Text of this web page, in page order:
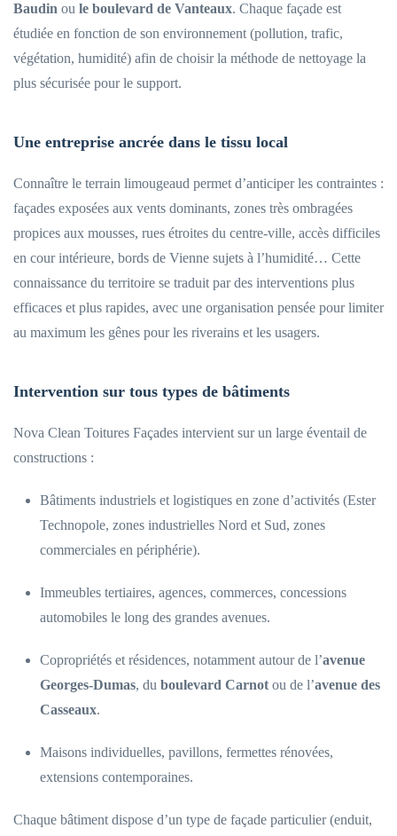
Baudin ou le boulevard de Vanteaux. Chaque façade est
étudiée en fonction de son environnement (pollution, trafic,
végétation, humidité) afin de choisir la méthode de nettoyage la
plus sécurisée pour le support.
Une entreprise ancrée dans le tissu local
Connaître le terrain limougeaud permet d’anticiper les contraintes :
façades exposées aux vents dominants, zones très ombragées
propices aux mousses, rues étroites du centre-ville, accès difficiles
en cour intérieure, bords de Vienne sujets à l’humidité… Cette
connaissance du territoire se traduit par des interventions plus
efficaces et plus rapides, avec une organisation pensée pour limiter
au maximum les gênes pour les riverains et les usagers.
Intervention sur tous types de bâtiments
Nova Clean Toitures Façades intervient sur un large éventail de
constructions :
Bâtiments industriels et logistiques en zone d’activités (Ester
Technopole, zones industrielles Nord et Sud, zones
commerciales en périphérie).
Immeubles tertiaires, agences, commerces, concessions
automobiles le long des grandes avenues.
Copropriétés et résidences, notamment autour de l’avenue
Georges-Dumas, du boulevard Carnot ou de l’avenue des
Casseaux.
Maisons individuelles, pavillons, fermettes rénovées,
extensions contemporaines.
Chaque bâtiment dispose d’un type de façade particulier (enduit,